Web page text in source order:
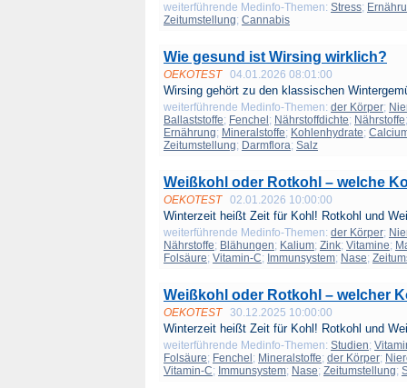
weiterführende Medinfo-Themen: Stress;
Zeitumstellung; Cannabis
Wie gesund ist Wirsing wirklich?
OEKOTEST 04.01.2026 08:01:00
Wirsing gehört zu den klassischen
weiterführende Medinfo-Themen: der Körper;
Ballaststoffe; Fenchel ; Nährstoffdichte; Nährstoffe
Ernährung; Mineralstoffe; Kohlenhydrate;
Zeitumstellung; Darmflora; Salz
Weißkohl oder Rotkohl – welche
OEKOTEST 02.01.2026 10:00:00
Winterzeit heißt Zeit für Kohl! Rotkohl und
weiterführende Medinfo-Themen: der Körper;
Nährstoffe; Blähungen; Kalium; Zink; Vitamine;
Folsäure; Vitamin-C; Immunsystem; Nase;
Weißkohl oder Rotkohl – welcher
OEKOTEST 30.12.2025 10:00:00
Winterzeit heißt Zeit für Kohl! Rotkohl und
weiterführende Medinfo-Themen: Studien;
Folsäure; Fenchel ; Mineralstoffe; der Körper;
Vitamin-C; Immunsystem; Nase; Zeitumstellung;